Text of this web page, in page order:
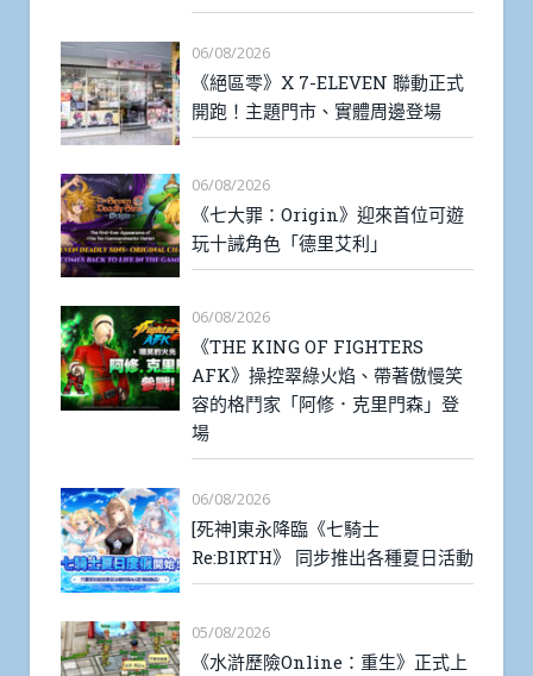
06/08/2026
《絕區零》X 7-ELEVEN 聯動正式
開跑！主題門市、實體周邊登場
06/08/2026
《七大罪：Origin》迎來首位可遊
玩十誡角色「德里艾利」
06/08/2026
《THE KING OF FIGHTERS
AFK》操控翠綠火焰、帶著傲慢笑
容的格鬥家「阿修．克里門森」登
場
06/08/2026
[死神]東永降臨《七騎士
Re:BIRTH》 同步推出各種夏日活動
05/08/2026
《水滸歷險Online：重生》正式上